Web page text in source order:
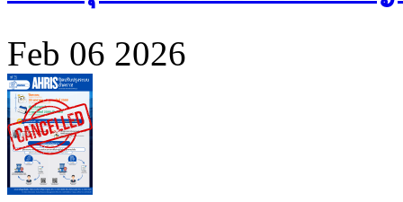
Feb 06 2026